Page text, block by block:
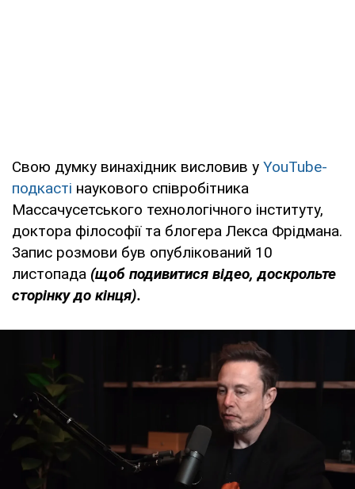
Свою думку винахідник висловив у YouTube-
подкасті наукового співробітника
Массачусетського технологічного інституту,
доктора філософії та блогера Лекса Фрідмана.
Запис розмови був опублікований 10
листопада (щоб подивитися відео, доскрольте
сторінку до кінця).